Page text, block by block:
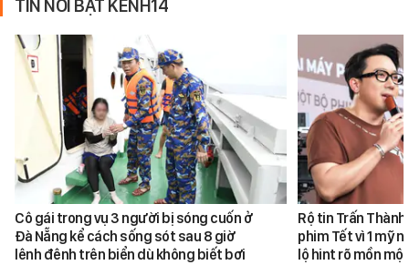
TIN NỔI BẬT KÊNH14
Cô gái trong vụ 3 người bị sóng cuốn ở
Đà Nẵng kể cách sống sót sau 8 giờ
lênh đênh trên biển dù không biết bơi
Rộ tin Trấn
phim Tết vì 1 mỹ
lộ hint rõ mồn